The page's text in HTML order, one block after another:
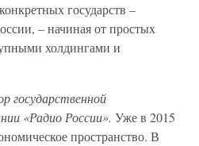
государств –
– начиная от простых
холдингами и
государственной
«Радио России». Уже в 2015
пространство. В